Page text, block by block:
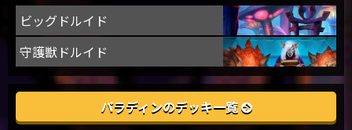
ビッグドルイド
守護獣ドルイド
パラディンのデッキ一覧